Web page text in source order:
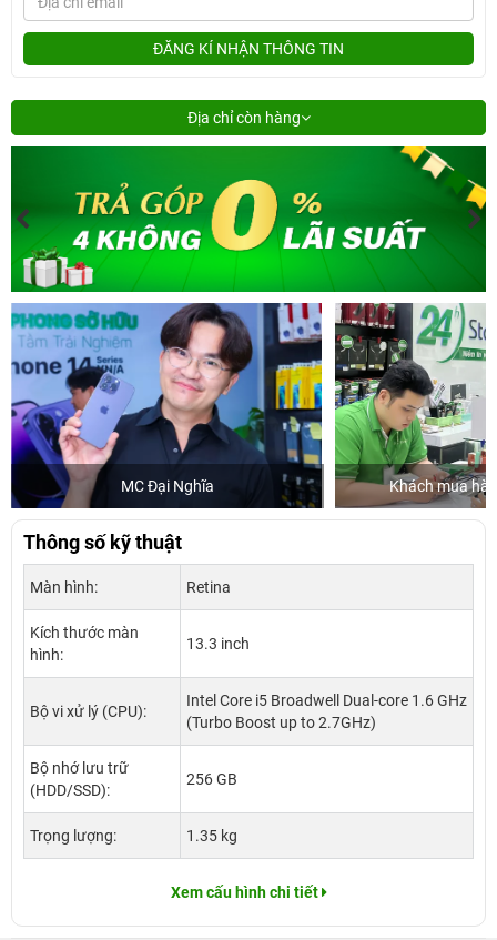
ĐĂNG KÍ NHẬN THÔNG TIN
Địa chỉ còn hàng
Khách mua hàng tại 24hStore
Thông số kỹ thuật
Màn hình: Retina
Kích thước màn
hình:
13.3 inch
Bộ vi xử lý (CPU):
Intel Core i5 Broadwell Dual-core 1.6 GHz
(Turbo Boost up to 2.7GHz)
Bộ nhớ lưu trữ
(HDD/SSD):
256 GB
Trọng lượng: 1.35 kg
Xem cấu hình chi tiết